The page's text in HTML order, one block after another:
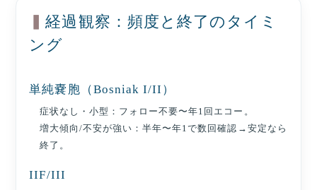
経過観察：頻度と終了のタイミ
ング
単純嚢胞（Bosniak I/II）
症状なし・小型：フォロー不要〜年1回エコー。
増大傾向/不安が強い：半年〜年1で数回確認→安定なら
終了。
IIF/III